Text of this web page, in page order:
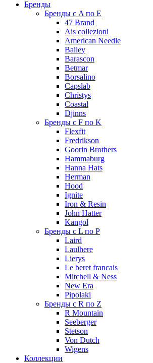
Бренды
Бренды с A по E
47 Brand
Ais collezioni
American Needle
Bailey
Barascon
Betmar
Borsalino
Capslab
Christys
Coastal
Djinns
Бренды с F по K
Flexfit
Fredrikson
Goorin Brothers
Hammaburg
Hanna Hats
Herman
Hood
Ignite
Iron & Resin
John Hatter
Kangol
Бренды с L по P
Laird
Laulhere
Lierys
Le beret francais
Mitchell & Ness
New Era
Pipolaki
Бренды с R по Z
R Mountain
Seeberger
Stetson
Von Dutch
Wigens
Коллекции